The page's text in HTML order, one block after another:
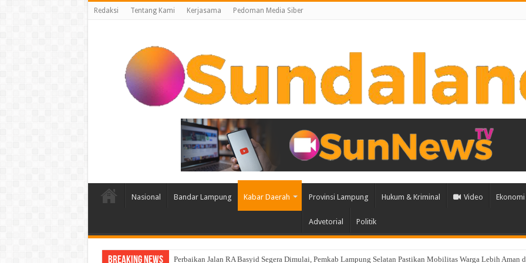
Redaksi Tentang Kami Kerjasama Pedoman Media Siber
Nasional Bandar Lampung Kabar Daerah Provinsi Lampung Hukum & Kriminal Video
Advetorial Politik
Breaking News Perbaikan Jalan RA Basyid Segera Dimulai, Pemkab Lampung Selatan Pastikan Mobilitas Warga Lebih Aman
Polres Lampung Utara Gelar Upacara Penyerahan Tunggul Kesatuan “Wira Bhakti Bumi Ragem Tunas”